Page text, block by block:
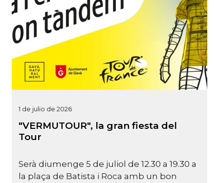
1 de julio de 2026
"VERMUTOUR", la gran fiesta del
Tour
Serà diumenge 5 de juliol de 12.30 a 19.30 a
la plaça de Batista i Roca amb un bon